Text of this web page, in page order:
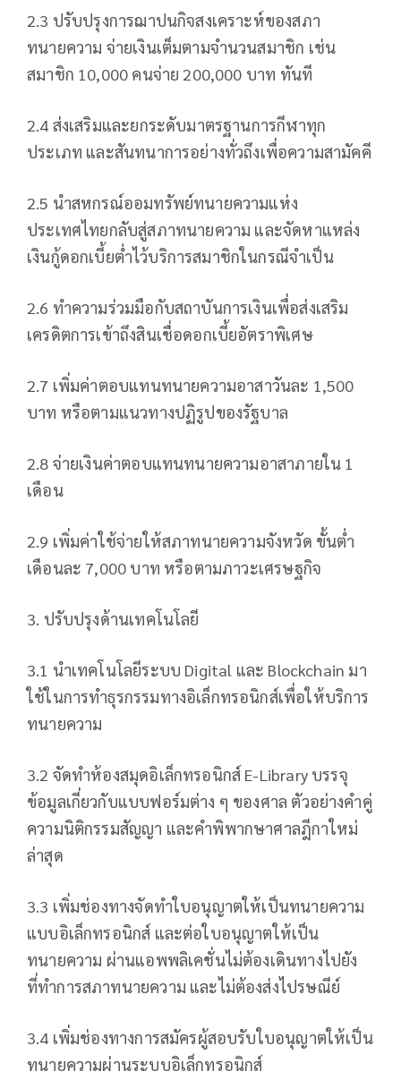
2.3 ปรับปรุงการฌาปนกิจสงเคราะห์ของสภา
ทนายความ จ่ายเงินเต็มตามจำนวนสมาชิก เช่น
สมาชิก 10,000 คนจ่าย 200,000 บาท ทันที
2.4 ส่งเสริมและยกระดับมาตรฐานการกีฬาทุก
ประเภท และสันทนาการอย่างทั่วถึงเพื่อความสามัคคี
2.5 นำสหกรณ์ออมทรัพย์ทนายความแห่ง
ประเทศไทยกลับสู่สภาทนายความ และจัดหาแหล่ง
เงินกู้ดอกเบี้ยต่ำไว้บริการสมาชิกในกรณีจำเป็น
2.6 ทำความร่วมมือกับสถาบันการเงินเพื่อส่งเสริม
เครดิตการเข้าถึงสินเชื่อดอกเบี้ยอัตราพิเศษ
2.7 เพิ่มค่าตอบแทนทนายความอาสาวันละ 1,500
บาท หรือตามแนวทางปฏิรูปของรัฐบาล
2.8 จ่ายเงินค่าตอบแทนทนายความอาสาภายใน 1
เดือน
2.9 เพิ่มค่าใช้จ่ายให้สภาทนายความจังหวัด ขั้นต่ำ
เดือนละ 7,000 บาท หรือตามภาวะเศรษฐกิจ
3. ปรับปรุงด้านเทคโนโลยี
3.1 นำเทคโนโลยีระบบ Digital และ Blockchain มา
ใช้ในการทำธุรกรรมทางอิเล็กทรอนิกส์เพื่อให้บริการ
ทนายความ
3.2 จัดทำห้องสมุดอิเล็กทรอนิกส์ E-Library บรรจุ
ข้อมูลเกี่ยวกับแบบฟอร์มต่าง ๆ ของศาล ตัวอย่างคำคู่
ความนิติกรรมสัญญา และคำพิพากษาศาลฎีกาใหม่
ล่าสุด
3.3 เพิ่มช่องทางจัดทำใบอนุญาตให้เป็นทนายความ
แบบอิเล็กทรอนิกส์ และต่อใบอนุญาตให้เป็น
ทนายความ ผ่านแอพพลิเคชั่นไม่ต้องเดินทางไปยัง
ที่ทำการสภาทนายความ และไม่ต้องส่งไปรษณีย์
3.4 เพิ่มช่องทางการสมัครผู้สอบรับใบอนุญาตให้เป็น
ทนายความผ่านระบบอิเล็กทรอนิกส์